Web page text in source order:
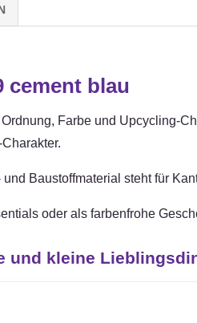
cement blau
Ordnung, Farbe und Upcycling-
Baustoffmaterial steht für
oder als farbenfrohe
und kleine